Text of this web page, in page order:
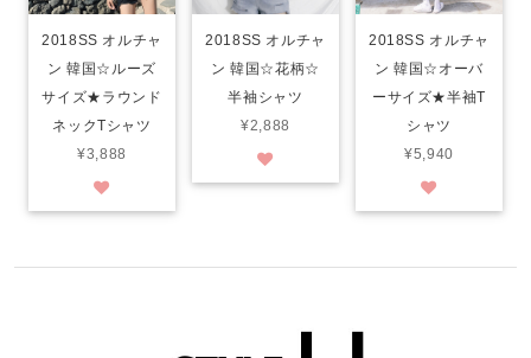
2018SS オルチャ
ン 韓国☆ルーズ
サイズ★ラウンド
ネックTシャツ
¥3,888
2018SS オルチャ
ン 韓国☆花柄☆
半袖シャツ
¥2,888
2018SS オルチャ
ン 韓国☆オーバ
ーサイズ★半袖T
シャツ
¥5,940